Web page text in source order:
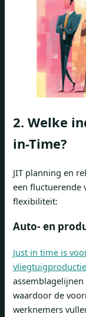
2. Welke
in-Time?
JIT planning en
een fluctuerende
flexibiliteit:
Auto- en
Just in time is
vliegtuigproductie
waardoor de
werknemers